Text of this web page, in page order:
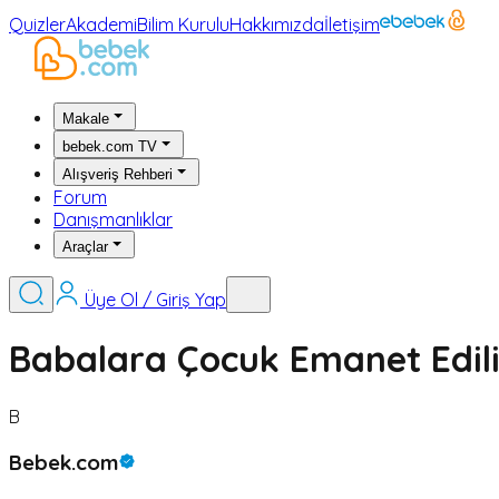
QuizlerAkademiBilim KuruluHakkımızdaİletişim
Makale
bebek.com TV
Alışveriş Rehberi
Forum
Danışmanlıklar
Araçlar
Üye Ol / Giriş Yap
Babalara Çocuk Emanet
B
Bebek.com